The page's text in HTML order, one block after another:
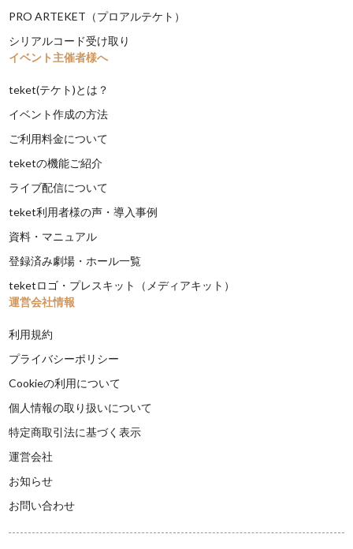
PRO ARTEKET（プロアルテケト）
シリアルコード受け取り
イベント主催者様へ
teket(テケト)とは？
イベント作成の方法
ご利用料金について
teketの機能ご紹介
ライブ配信について
teket利用者様の声・導入事例
資料・マニュアル
登録済み劇場・ホール一覧
teketロゴ・プレスキット（メディアキット）
運営会社情報
利用規約
プライバシーポリシー
Cookieの利用について
個人情報の取り扱いについて
特定商取引法に基づく表示
運営会社
お知らせ
お問い合わせ